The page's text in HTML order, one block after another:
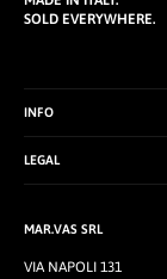
SOLD EVERYWHERE.
INFO
LEGAL
MAR.VAS SRL
VIA NAPOLI 131